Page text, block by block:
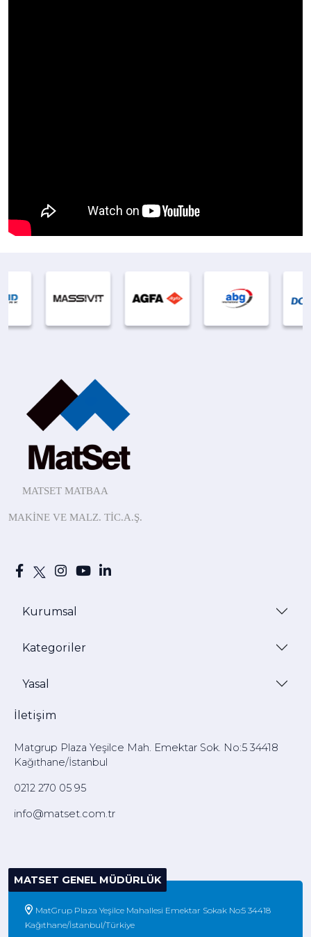
MATSET MATBAA
MAKİNE VE MALZ. TİC.A.Ş.
Kurumsal
Kategoriler
Yasal
İletişim
Matgrup Plaza Yeşilce Mah. Emektar Sok. No:5 34418
Kağıthane/İstanbul
0212 270 05 95
info@matset.com.tr
MATSET GENEL MÜDÜRLÜK
MatGrup Plaza Yeşilce Mahallesi Emektar Sokak No:5 34418
Kağıthane/İstanbul/Türkiye